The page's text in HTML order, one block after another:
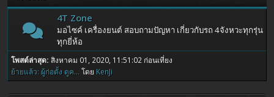
4T Zone
มอไซค์ เครื่องยนต์ สอบถามปัญหา เกี่ยวกับรถ 4จังหวะทุกรุ่น
ทุกยี่ห้อ
โพสต์ล่าสุด: สิงหาคม 01, 2020, 11:51:02 ก่อนเที่ยง
ย้ายแล้ว: ผู้ก่อตั้ง ดูค... โดย KenJi